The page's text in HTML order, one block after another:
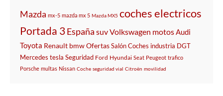
Mazda mx-5 mazda mx 5 Mazda MX5 coches electricos
Portada 3España suvVolkswagen motosAudi
Toyota Renault bmwOfertasSalónCoches industria DGT
Mercedes tesla Seguridad Ford Hyundai Seat Peugeot trafico
Porsche multas Nissan Coche seguridad vial Citroën movilidad